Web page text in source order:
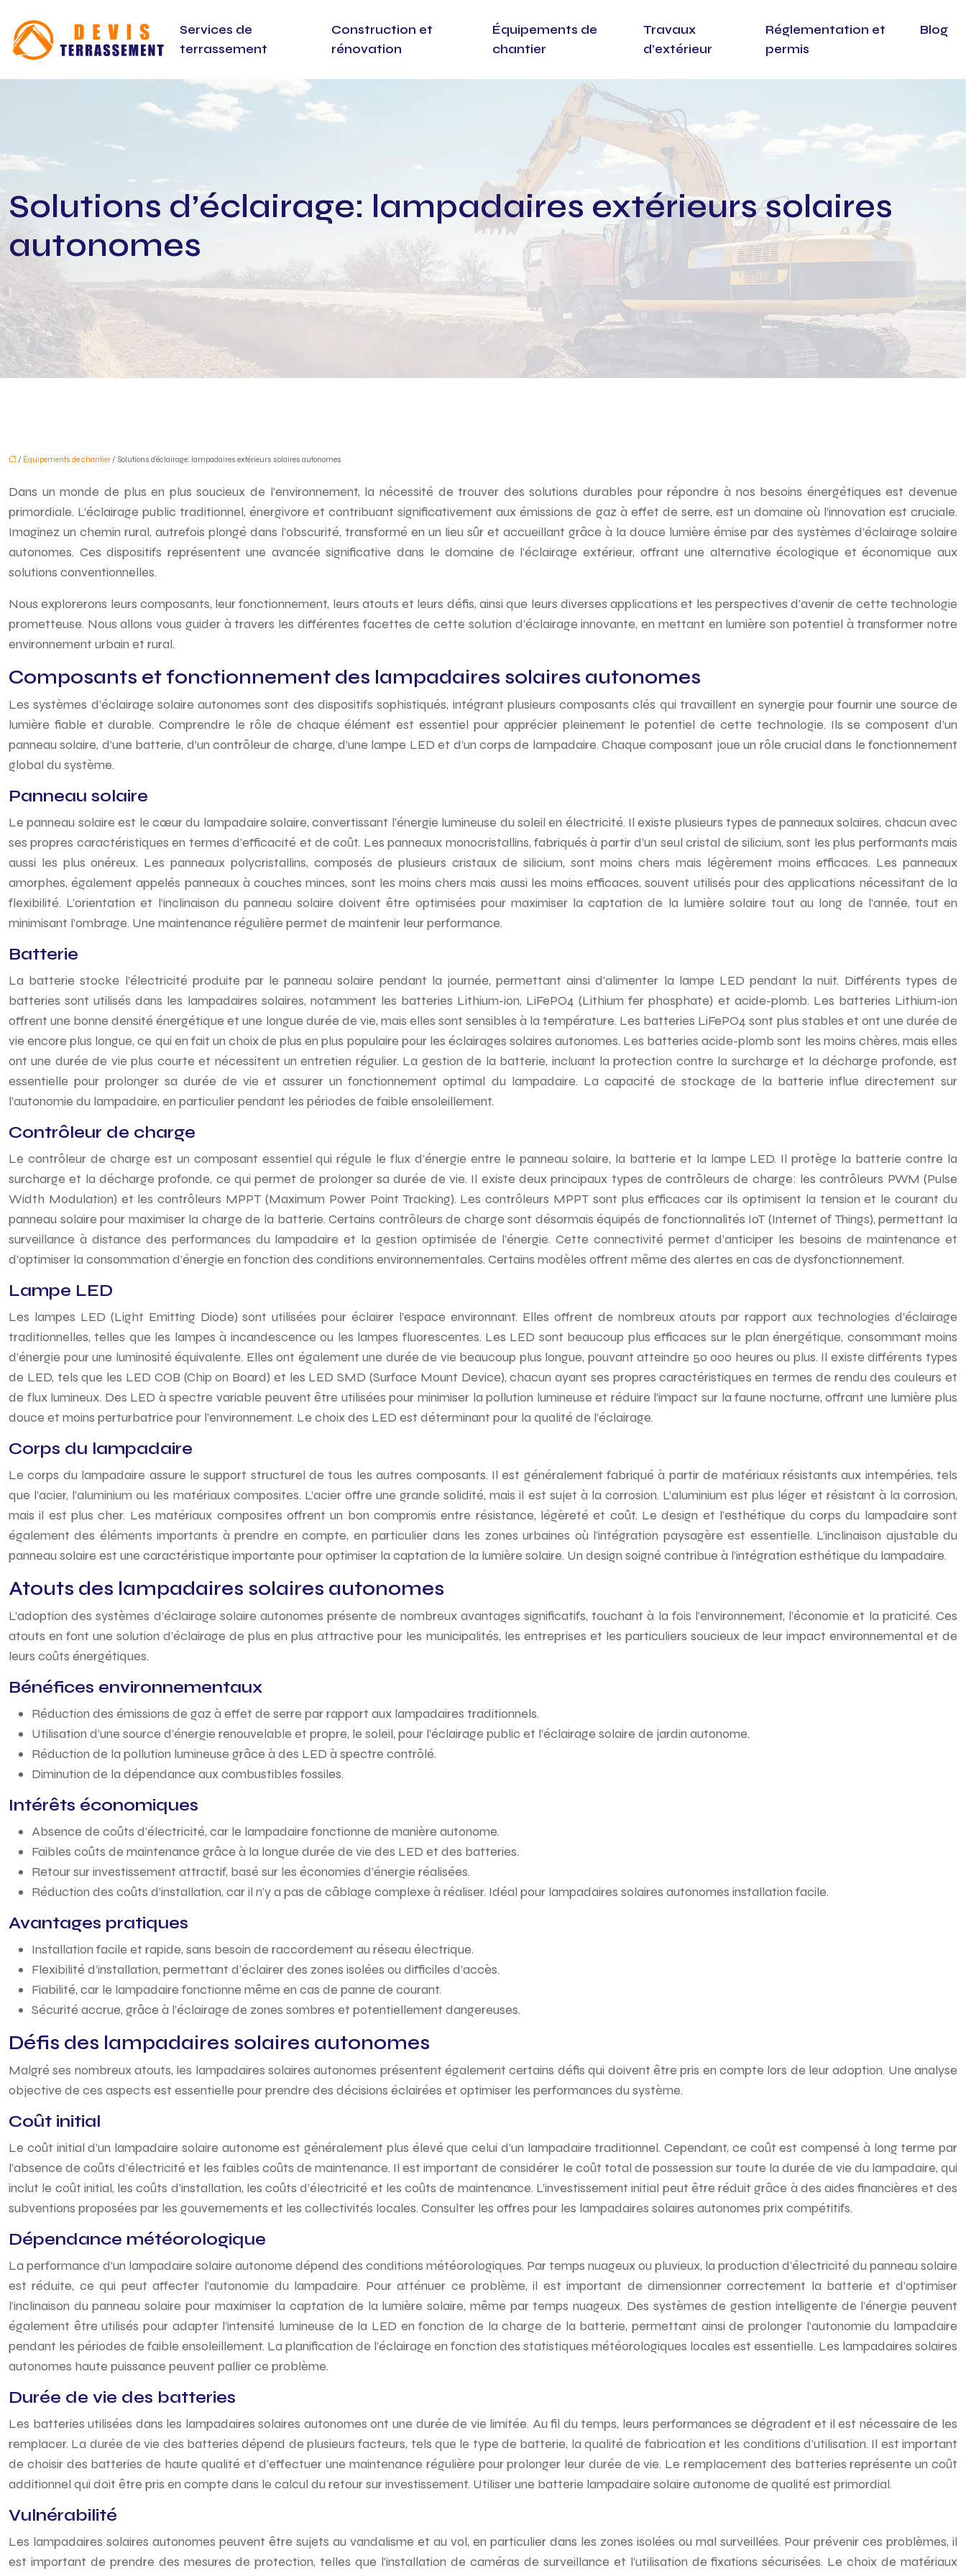
Services de
terrassement
Construction et
rénovation
Équipements de
chantier
Travaux
d’extérieur
Réglementation et
permis
Blog
Solutions d’éclairage: lampadaires extérieurs solaires
autonomes
/ Équipements de chantier/ Solutions d’éclairage: lampadaires extérieurs solaires autonomes
Dans un monde de plus en plus soucieux de l’environnement, la nécessité de trouver des solutions durables pour répondre à nos besoins énergétiques est devenue
primordiale. L’éclairage public traditionnel, énergivore et contribuant significativement aux émissions de gaz à effet de serre, est un domaine où l’innovation est cruciale.
Imaginez un chemin rural, autrefois plongé dans l’obscurité, transformé en un lieu sûr et accueillant grâce à la douce lumière émise par des systèmes d’éclairage solaire
autonomes. Ces dispositifs représentent une avancée significative dans le domaine de l’éclairage extérieur, offrant une alternative écologique et économique aux
solutions conventionnelles.
Nous explorerons leurs composants, leur fonctionnement, leurs atouts et leurs défis, ainsi que leurs diverses applications et les perspectives d’avenir de cette technologie
prometteuse. Nous allons vous guider à travers les différentes facettes de cette solution d’éclairage innovante, en mettant en lumière son potentiel à transformer notre
environnement urbain et rural.
Composants et fonctionnement des lampadaires solaires autonomes
Les systèmes d’éclairage solaire autonomes sont des dispositifs sophistiqués, intégrant plusieurs composants clés qui travaillent en synergie pour fournir une source de
lumière fiable et durable. Comprendre le rôle de chaque élément est essentiel pour apprécier pleinement le potentiel de cette technologie. Ils se composent d’un
panneau solaire, d’une batterie, d’un contrôleur de charge, d’une lampe LED et d’un corps de lampadaire. Chaque composant joue un rôle crucial dans le fonctionnement
global du système.
Panneau solaire
Le panneau solaire est le cœur du lampadaire solaire, convertissant l’énergie lumineuse du soleil en électricité. Il existe plusieurs types de panneaux solaires, chacun avec
ses propres caractéristiques en termes d’efficacité et de coût. Les panneaux monocristallins, fabriqués à partir d’un seul cristal de silicium, sont les plus performants mais
aussi les plus onéreux. Les panneaux polycristallins, composés de plusieurs cristaux de silicium, sont moins chers mais légèrement moins efficaces. Les panneaux
amorphes, également appelés panneaux à couches minces, sont les moins chers mais aussi les moins efficaces, souvent utilisés pour des applications nécessitant de la
flexibilité. L’orientation et l’inclinaison du panneau solaire doivent être optimisées pour maximiser la captation de la lumière solaire tout au long de l’année, tout en
minimisant l’ombrage. Une maintenance régulière permet de maintenir leur performance.
Batterie
La batterie stocke l’électricité produite par le panneau solaire pendant la journée, permettant ainsi d’alimenter la lampe LED pendant la nuit. Différents types de
batteries sont utilisés dans les lampadaires solaires, notamment les batteries Lithium-ion, LiFePO4 (Lithium fer phosphate) et acide-plomb. Les batteries Lithium-ion
offrent une bonne densité énergétique et une longue durée de vie, mais elles sont sensibles à la température. Les batteries LiFePO4 sont plus stables et ont une durée de
vie encore plus longue, ce qui en fait un choix de plus en plus populaire pour les éclairages solaires autonomes. Les batteries acide-plomb sont les moins chères, mais elles
ont une durée de vie plus courte et nécessitent un entretien régulier. La gestion de la batterie, incluant la protection contre la surcharge et la décharge profonde, est
essentielle pour prolonger sa durée de vie et assurer un fonctionnement optimal du lampadaire. La capacité de stockage de la batterie influe directement sur
l’autonomie du lampadaire, en particulier pendant les périodes de faible ensoleillement.
Contrôleur de charge
Le contrôleur de charge est un composant essentiel qui régule le flux d’énergie entre le panneau solaire, la batterie et la lampe LED. Il protège la batterie contre la
surcharge et la décharge profonde, ce qui permet de prolonger sa durée de vie. Il existe deux principaux types de contrôleurs de charge: les contrôleurs PWM (Pulse
Width Modulation) et les contrôleurs MPPT (Maximum Power Point Tracking). Les contrôleurs MPPT sont plus efficaces car ils optimisent la tension et le courant du
panneau solaire pour maximiser la charge de la batterie. Certains contrôleurs de charge sont désormais équipés de fonctionnalités IoT (Internet of Things), permettant la
surveillance à distance des performances du lampadaire et la gestion optimisée de l’énergie. Cette connectivité permet d’anticiper les besoins de maintenance et
d’optimiser la consommation d’énergie en fonction des conditions environnementales. Certains modèles offrent même des alertes en cas de dysfonctionnement.
Lampe LED
Les lampes LED (Light Emitting Diode) sont utilisées pour éclairer l’espace environnant. Elles offrent de nombreux atouts par rapport aux technologies d’éclairage
traditionnelles, telles que les lampes à incandescence ou les lampes fluorescentes. Les LED sont beaucoup plus efficaces sur le plan énergétique, consommant moins
d’énergie pour une luminosité équivalente. Elles ont également une durée de vie beaucoup plus longue, pouvant atteindre 50 000 heures ou plus. Il existe différents types
de LED, tels que les LED COB (Chip on Board) et les LED SMD (Surface Mount Device), chacun ayant ses propres caractéristiques en termes de rendu des couleurs et
de flux lumineux. Des LED à spectre variable peuvent être utilisées pour minimiser la pollution lumineuse et réduire l’impact sur la faune nocturne, offrant une lumière plus
douce et moins perturbatrice pour l’environnement. Le choix des LED est déterminant pour la qualité de l’éclairage.
Corps du lampadaire
Le corps du lampadaire assure le support structurel de tous les autres composants. Il est généralement fabriqué à partir de matériaux résistants aux intempéries, tels
que l’acier, l’aluminium ou les matériaux composites. L’acier offre une grande solidité, mais il est sujet à la corrosion. L’aluminium est plus léger et résistant à la corrosion,
mais il est plus cher. Les matériaux composites offrent un bon compromis entre résistance, légèreté et coût. Le design et l’esthétique du corps du lampadaire sont
également des éléments importants à prendre en compte, en particulier dans les zones urbaines où l’intégration paysagère est essentielle. L’inclinaison ajustable du
panneau solaire est une caractéristique importante pour optimiser la captation de la lumière solaire. Un design soigné contribue à l’intégration esthétique du lampadaire.
Atouts des lampadaires solaires autonomes
L’adoption des systèmes d’éclairage solaire autonomes présente de nombreux avantages significatifs, touchant à la fois l’environnement, l’économie et la praticité. Ces
atouts en font une solution d’éclairage de plus en plus attractive pour les municipalités, les entreprises et les particuliers soucieux de leur impact environnemental et de
leurs coûts énergétiques.
Bénéfices environnementaux
Réduction des émissions de gaz à effet de serre par rapport aux lampadaires traditionnels.
Utilisation d’une source d’énergie renouvelable et propre, le soleil, pour l’éclairage public et l’éclairage solaire de jardin autonome.
Réduction de la pollution lumineuse grâce à des LED à spectre contrôlé.
Diminution de la dépendance aux combustibles fossiles.
Intérêts économiques
Absence de coûts d’électricité, car le lampadaire fonctionne de manière autonome.
Faibles coûts de maintenance grâce à la longue durée de vie des LED et des batteries.
Retour sur investissement attractif, basé sur les économies d’énergie réalisées.
Réduction des coûts d’installation, car il n’y a pas de câblage complexe à réaliser. Idéal pour lampadaires solaires autonomes installation facile.
Avantages pratiques
Installation facile et rapide, sans besoin de raccordement au réseau électrique.
Flexibilité d’installation, permettant d’éclairer des zones isolées ou difficiles d’accès.
Fiabilité, car le lampadaire fonctionne même en cas de panne de courant.
Sécurité accrue, grâce à l’éclairage de zones sombres et potentiellement dangereuses.
Défis des lampadaires solaires autonomes
Malgré ses nombreux atouts, les lampadaires solaires autonomes présentent également certains défis qui doivent être pris en compte lors de leur adoption. Une analyse
objective de ces aspects est essentielle pour prendre des décisions éclairées et optimiser les performances du système.
Coût initial
Le coût initial d’un lampadaire solaire autonome est généralement plus élevé que celui d’un lampadaire traditionnel. Cependant, ce coût est compensé à long terme par
l’absence de coûts d’électricité et les faibles coûts de maintenance. Il est important de considérer le coût total de possession sur toute la durée de vie du lampadaire, qui
inclut le coût initial, les coûts d’installation, les coûts d’électricité et les coûts de maintenance. L’investissement initial peut être réduit grâce à des aides financières et des
subventions proposées par les gouvernements et les collectivités locales. Consulter les offres pour les lampadaires solaires autonomes prix compétitifs.
Dépendance météorologique
La performance d’un lampadaire solaire autonome dépend des conditions météorologiques. Par temps nuageux ou pluvieux, la production d’électricité du panneau solaire
est réduite, ce qui peut affecter l’autonomie du lampadaire. Pour atténuer ce problème, il est important de dimensionner correctement la batterie et d’optimiser
l’inclinaison du panneau solaire pour maximiser la captation de la lumière solaire, même par temps nuageux. Des systèmes de gestion intelligente de l’énergie peuvent
également être utilisés pour adapter l’intensité lumineuse de la LED en fonction de la charge de la batterie, permettant ainsi de prolonger l’autonomie du lampadaire
pendant les périodes de faible ensoleillement. La planification de l’éclairage en fonction des statistiques météorologiques locales est essentielle. Les lampadaires solaires
autonomes haute puissance peuvent pallier ce problème.
Durée de vie des batteries
Les batteries utilisées dans les lampadaires solaires autonomes ont une durée de vie limitée. Au fil du temps, leurs performances se dégradent et il est nécessaire de les
remplacer. La durée de vie des batteries dépend de plusieurs facteurs, tels que le type de batterie, la qualité de fabrication et les conditions d’utilisation. Il est important
de choisir des batteries de haute qualité et d’effectuer une maintenance régulière pour prolonger leur durée de vie. Le remplacement des batteries représente un coût
additionnel qui doit être pris en compte dans le calcul du retour sur investissement. Utiliser une batterie lampadaire solaire autonome de qualité est primordial.
Vulnérabilité
Les lampadaires solaires autonomes peuvent être sujets au vandalisme et au vol, en particulier dans les zones isolées ou mal surveillées. Pour prévenir ces problèmes, il
est important de prendre des mesures de protection, telles que l’installation de caméras de surveillance et l’utilisation de fixations sécurisées. Le choix de matériaux